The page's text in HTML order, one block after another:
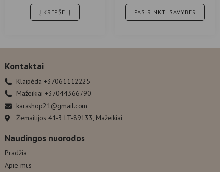
Į KREPŠELĮ PASIRINKTI SAVYBES
Kontaktai
Klaipėda +37061112225
Mažeikiai +37044366790
karashop21@gmail.com
Žemaitijos 41-3 LT-89133, Mažeikiai
Naudingos nuorodos
Pradžia
Apie mus